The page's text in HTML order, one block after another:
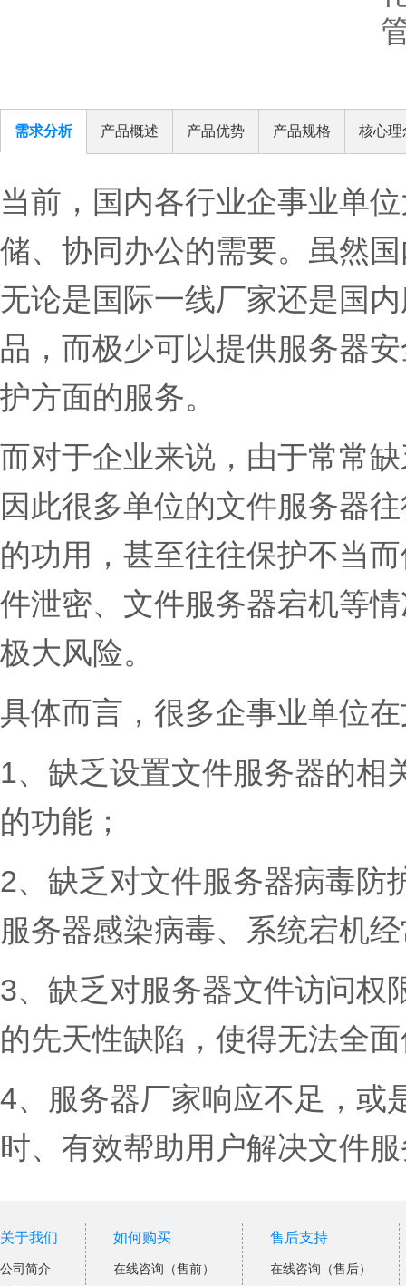
需求分析 产品概述 产品优势 产品规格 核心理
当前，国内各行业企事业单
储、协同办公的需要。虽然
无论是国际一线厂家还是国
品，而极少可以提供服务器
护方面的服务。
而对于企业来说，由于常常
因此很多单位的文件服务器
的功用，甚至往往保护不当
件泄密、文件服务器宕机等
极大风险。
具体而言，很多企事业单位
1、缺乏设置文件服务器的相
的功能；
2、缺乏对文件服务器病毒防
服务器感染病毒、系统宕机
3、缺乏对服务器文件访问权
的先天性缺陷，使得无法全
4、服务器厂家响应不足，或
时、有效帮助用户解决文件
关于我们
公司简介
如何购买
在线咨询（售前）
售后支持
在线咨询（售后）